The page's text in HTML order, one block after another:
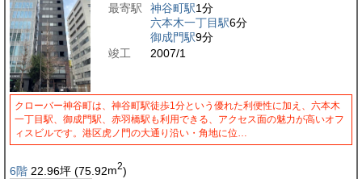
最寄駅
神谷町駅1分
六本木一丁目駅6分
御成門駅9分
竣工
2007/1
クローバー神谷町は、神谷町駅徒歩1分という優れた利便性に加え、六本木
一丁目駅、御成門駅、赤羽橋駅も利用できる、アクセス面の魅力が高いオフ
ィスビルです。港区虎ノ門の大通り沿い・角地に位…
6階 22.96坪 (75.92m2)